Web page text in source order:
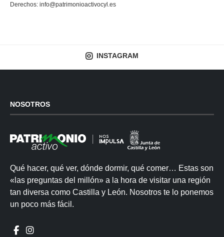
Derechos: info@patrimonioactivocyl.es
INSTAGRAM
NOSOTROS
Qué hacer, qué ver, dónde dormir, qué comer… Estas son
«las preguntas del millón» a la hora de visitar una región
tan diversa como Castilla y León. Nosotros te lo ponemos
un poco más fácil.